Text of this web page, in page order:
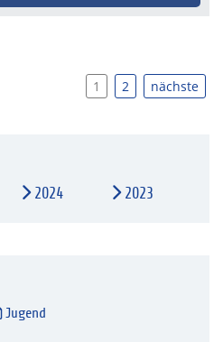
1 2 nächste
2024 2023
Jugend